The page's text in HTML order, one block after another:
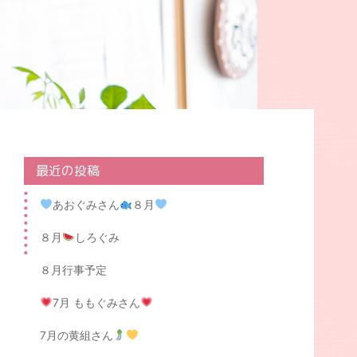
最近の投稿
あおぐみさん ８月
８月 しろぐみ
８月行事予定
7月 ももぐみさん
7月の黄組さん